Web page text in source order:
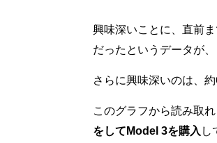
興味深いことに、直前
だったというデータが
さらに興味深いのは、
このグラフから読み取れ
をしてModel 3を購入 し